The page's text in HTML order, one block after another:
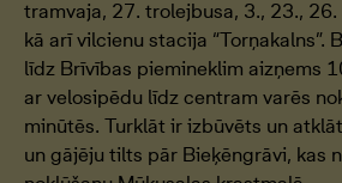
tramvaja, 27. trolejbusa, 3., 23.,
kā arī vilcienu stacija “Torņakalns”.
līdz Brīvības piemineklim aizņems
ar velosipēdu līdz centram varēs
minūtēs. Turklāt ir izbūvēts un
un gājēju tilts pār Bieķēngrāvi, kas